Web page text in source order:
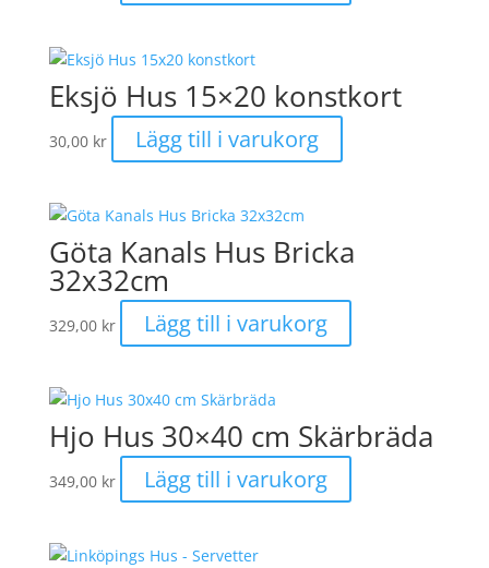
Eksjö Hus 15×20 konstkort
30,00 kr Lägg till i varukorg
Göta Kanals Hus Bricka
32x32cm
329,00 kr Lägg till i varukorg
Hjo Hus 30×40 cm Skärbräda
349,00 kr Lägg till i varukorg